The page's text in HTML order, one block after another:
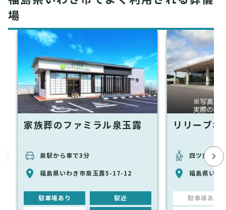
場
家族葬のファミラル泉玉露
泉駅から車で3分
福島県いわき市泉玉露5-17-12
駐車場あり 駅近
リリーブ
四ツ倉駅か
福島県いわ
駐車場あり